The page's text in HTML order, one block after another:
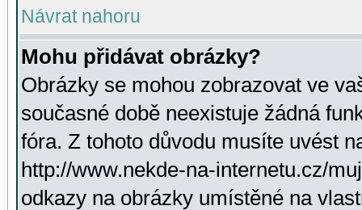
Návrat nahoru
Mohu přidávat obrázky?
Obrázky se mohou zobrazovat ve
současné době neexistuje žádná
fóra. Z tohoto důvodu musíte uvést
http://www.nekde-na-internetu.cz/
odkazy na obrázky umístěné na